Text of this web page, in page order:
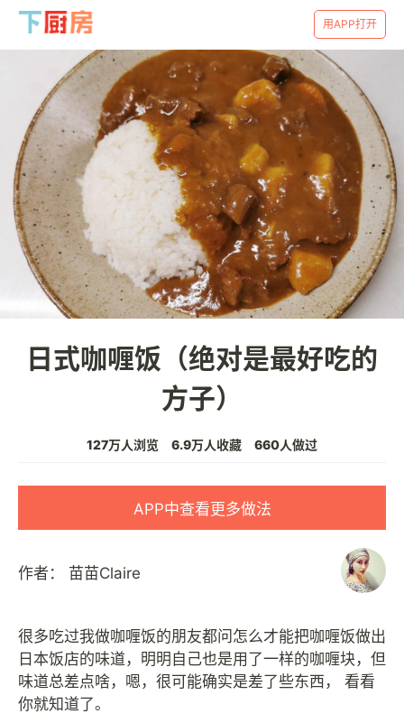
用APP打开
日式咖喱饭（绝对是最好吃的
方子）
127万人浏览 6.9万人收藏 660人做过
APP中查看更多做法
作者： 苗苗Claire
很多吃过我做咖喱饭的朋友都问怎么才能把咖喱饭做出
日本饭店的味道，明明自己也是用了一样的咖喱块，但
味道总差点啥，嗯，很可能确实是差了些东西， 看看
你就知道了。